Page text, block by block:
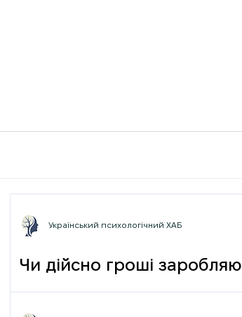
Чи дійсно гроші
фрази
Український психологічний ХАБ